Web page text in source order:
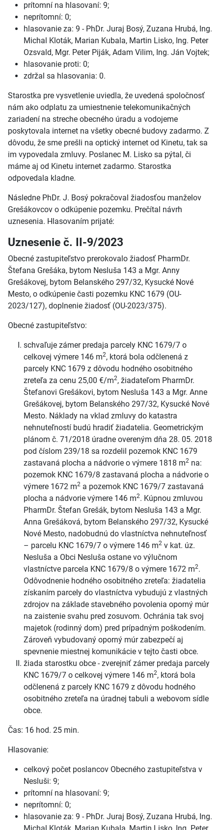
prítomní na hlasovaní: 9;
neprítomní: 0;
hlasovanie za: 9 - PhDr. Juraj Bosý, Zuzana Hrubá, Ing.
Michal Kloták, Marian Kubala, Martin Lisko, Ing. Peter
Ozsvald, Mgr. Peter Piják, Adam Vilim, Ing. Ján Vojtek;
hlasovanie proti: 0;
zdržal sa hlasovania: 0.
Starostka pre vysvetlenie uviedla, že uvedená spoločnosť
nám ako odplatu za umiestnenie telekomunikačných
zariadení na streche obecného úradu a vodojeme
poskytovala internet na všetky obecné budovy zadarmo. Z
dôvodu, že sme prešli na optický internet od Kinetu, tak sa
im vypovedala zmluvy. Poslanec M. Lisko sa pýtal, či
máme aj od Kinetu internet zadarmo. Starostka
odpovedala kladne.
Následne PhDr. J. Bosý pokračoval žiadosťou manželov
Grešákovcov o odkúpenie pozemku. Prečítal návrh
uznesenia. Hlasovaním prijaté:
Uznesenie č. II-9/2023
Obecné zastupiteľstvo prerokovalo žiadosť PharmDr.
Štefana Grešáka, bytom Nesluša 143 a Mgr. Anny
Grešákovej, bytom Belanského 297/32, Kysucké Nové
Mesto, o odkúpenie časti pozemku KNC 1679 (OU-
2023/127), doplnenie žiadosť (OU-2023/375).
Obecné zastupiteľstvo:
schvaľuje zámer predaja parcely KNC 1679/7 o
celkovej výmere 146 m2, ktorá bola odčlenená z
parcely KNC 1679 z dôvodu hodného osobitného
zreteľa za cenu 25,00 €/m2, žiadateľom PharmDr.
Štefanovi Grešákovi, bytom Nesluša 143 a Mgr. Anne
Grešákovej, bytom Belanského 297/32, Kysucké Nové
Mesto. Náklady na vklad zmluvy do katastra
nehnuteľností budú hradiť žiadatelia. Geometrickým
plánom č. 71/2018 úradne overeným dňa 28. 05. 2018
pod číslom 239/18 sa rozdelil pozemok KNC 1679
zastavaná plocha a nádvorie o výmere 1818 m2 na:
pozemok KNC 1679/8 zastavaná plocha a nádvorie o
výmere 1672 m2 a pozemok KNC 1679/7 zastavaná
plocha a nádvorie výmere 146 m2. Kúpnou zmluvou
PharmDr. Štefan Grešák, bytom Nesluša 143 a Mgr.
Anna Grešáková, bytom Belanského 297/32, Kysucké
Nové Mesto, nadobudnú do vlastníctva nehnuteľnosť
– parcelu KNC 1679/7 o výmere 146 m2 v kat. úz.
Nesluša a Obci Nesluša ostane vo výlučnom
vlastníctve parcela KNC 1679/8 o výmere 1672 m2.
Odôvodnenie hodného osobitného zreteľa: žiadatelia
získaním parcely do vlastníctva vybudujú z vlastných
zdrojov na základe stavebného povolenia oporný múr
na zaistenie svahu pred zosuvom. Ochránia tak svoj
majetok (rodinný dom) pred prípadným poškodením.
Zároveň vybudovaný oporný múr zabezpečí aj
spevnenie miestnej komunikácie v tejto časti obce.
žiada starostku obce - zverejniť zámer predaja parcely
KNC 1679/7 o celkovej výmere 146 m2, ktorá bola
odčlenená z parcely KNC 1679 z dôvodu hodného
osobitného zreteľa na úradnej tabuli a webovom sídle
obce.
Čas: 16 hod. 25 min.
Hlasovanie:
celkový počet poslancov Obecného zastupiteľstva v
Nesluši: 9;
prítomní na hlasovaní: 9;
neprítomní: 0;
hlasovanie za: 9 - PhDr. Juraj Bosý, Zuzana Hrubá, Ing.